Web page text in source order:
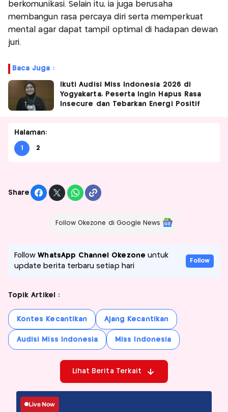
berkomunikasi. Selain itu, ia juga berusaha
membangun rasa percaya diri serta memperkuat
mental agar dapat tampil optimal di hadapan dewan
juri.
Baca Juga :
Ikuti Audisi Miss Indonesia 2026 di
Yogyakarta, Peserta Ingin Hapus Rasa
Insecure dan Tebarkan Energi Positif
Halaman:
1 2
Share
Follow Okezone di Google News
FollowWhatsApp Channel Okezone untuk
update berita terbaru setiap hari
Follow
Topik Artikel :
Kontes Kecantikan Ajang Kecantikan
Audisi Miss Indonesia Miss Indonesia
Lihat Berita Terkait
Live Now